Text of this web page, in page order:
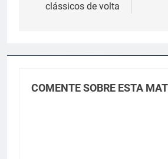
clássicos de volta
COMENTE SOBRE ESTA